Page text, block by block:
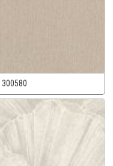
300580